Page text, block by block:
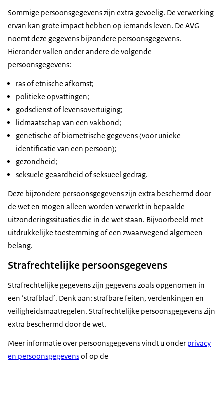
Sommige persoonsgegevens zijn extra gevoelig. De verwerking
ervan kan grote impact hebben op iemands leven. De AVG
noemt deze gegevens bijzondere persoonsgegevens.
Hieronder vallen onder andere de volgende
persoonsgegevens:
ras of etnische afkomst;
politieke opvattingen;
godsdienst of levensovertuiging;
lidmaatschap van een vakbond;
genetische of biometrische gegevens (voor unieke
identificatie van een persoon);
gezondheid;
seksuele geaardheid of seksueel gedrag.
Deze bijzondere persoonsgegevens zijn extra beschermd door
de wet en mogen alleen worden verwerkt in bepaalde
uitzonderingssituaties die in de wet staan. Bijvoorbeeld met
uitdrukkelijke toestemming of een zwaarwegend algemeen
belang.
Strafrechtelijke persoonsgegevens
Strafrechtelijke gegevens zijn gegevens zoals opgenomen in
een ‘strafblad’. Denk aan: strafbare feiten, verdenkingen en
veiligheidsmaatregelen. Strafrechtelijke persoonsgegevens zijn
extra beschermd door de wet.
Meer informatie over persoonsgegevens vindt u onder privacy
en persoonsgegevensof op de